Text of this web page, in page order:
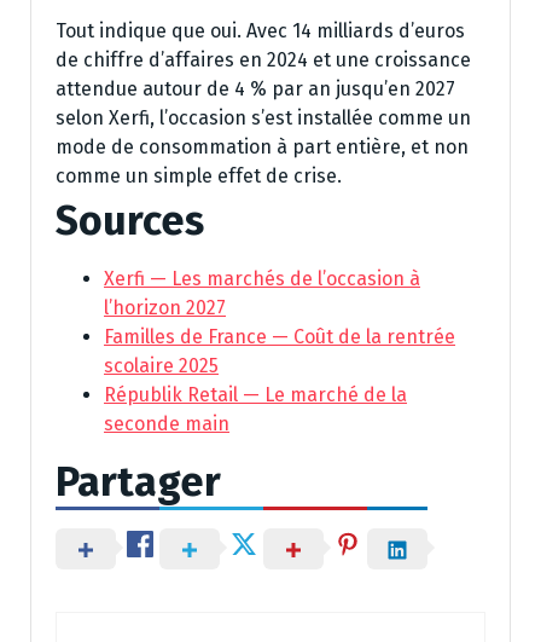
Tout indique que oui. Avec 14 milliards d’euros
de chiffre d’affaires en 2024 et une croissance
attendue autour de 4 % par an jusqu’en 2027
selon Xerfi, l’occasion s’est installée comme un
mode de consommation à part entière, et non
comme un simple effet de crise.
Sources
Xerfi — Les marchés de l’occasion à
l’horizon 2027
Familles de France — Coût de la rentrée
scolaire 2025
Républik Retail — Le marché de la
seconde main
Partager